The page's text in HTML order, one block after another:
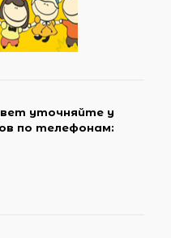
уточняйте у
по телефонам: